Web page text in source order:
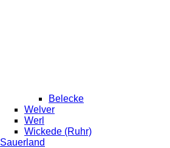
Belecke
Welver
Werl
Wickede (Ruhr)
Sauerland